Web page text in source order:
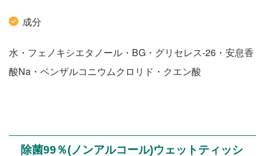
成分
水・フェノキシエタノール・BG・グリセレス-26・安息香
酸Na・ベンザルコニウムクロリド・クエン酸
除菌99％(ノンアルコール)ウェットティッシ